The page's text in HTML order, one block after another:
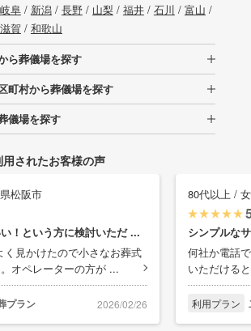
岐阜/ 新潟/ 長野/ 山梨 / 福井/ 石川 / 富山 /
滋賀 / 和歌山
ら葬儀場を探す
町村から葬儀場を探す
儀場を探す
されたお客様の声
松阪市
！という方に検討いただ ...
く見かけたので小さなお葬式
オペレーターの方が ...
プラン 2026/02/26
80代以上 /
シンプルな
何社か電話
いただける
利用プラン